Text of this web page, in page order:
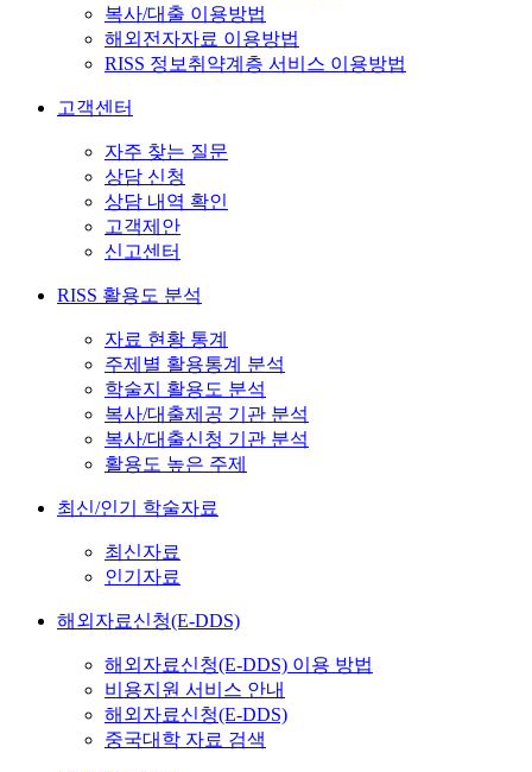
복사/대출 이용방법
해외전자자료 이용방법
RISS 정보취약계층 서비스 이용방법
고객센터
자주 찾는 질문
상담 신청
상담 내역 확인
고객제안
신고센터
RISS 활용도 분석
자료 현황 통계
주제별 활용통계 분석
학술지 활용도 분석
복사/대출제공 기관 분석
복사/대출신청 기관 분석
활용도 높은 주제
최신/인기 학술자료
최신자료
인기자료
해외자료신청(E-DDS)
해외자료신청(E-DDS) 이용 방법
비용지원 서비스 안내
해외자료신청(E-DDS)
중국대학 자료 검색